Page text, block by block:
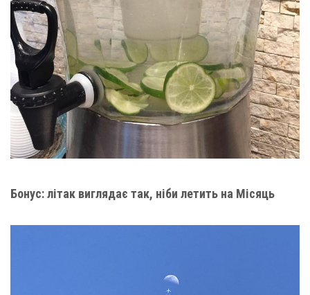
Бонус: літак виглядає так, ніби летить на Місяць